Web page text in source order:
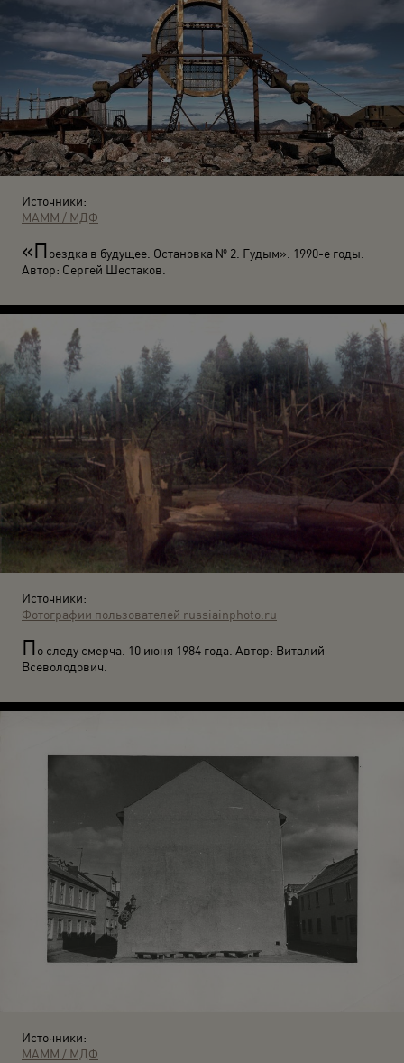
Источники:
МАММ / МДФ
«Поездка в будущее. Остановка № 2. Гудым». 1990-е годы.
Автор: Сергей Шестаков.
Источники:
Фотографии пользователей russiainphoto.ru
По следу смерча. 10 июня 1984 года. Автор: Виталий
Всеволодович.
Источники:
МАММ / МДФ